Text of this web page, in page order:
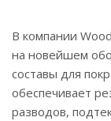
В компании
на новейшем
составы для
обеспечивает
разводов,